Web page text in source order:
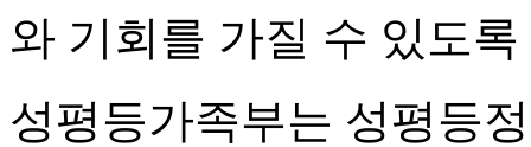
와 기회를 가질 수 있도
성평등가족부는 성평등